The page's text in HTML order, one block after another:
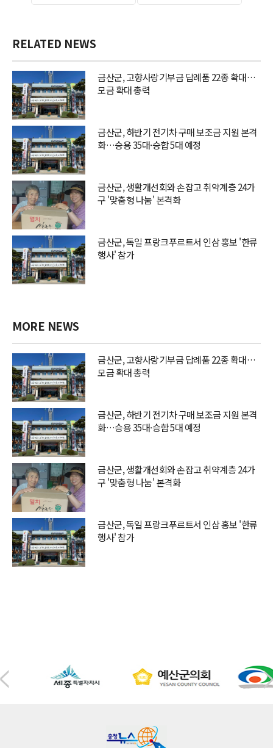
RELATED NEWS
금산군, 고향사랑기부금 답례품 22종 확대…
모금 확대 총력
금산군, 하반기 전기차 구매 보조금 지원 본격
화…승용 35대·승합 5대 예정
금산군, 생활개선회와 손잡고 취약계층 24가
구 '맞춤형 나눔' 본격화
금산군, 독일 프랑크푸르트서 인삼 홍보 '한류
행사' 참가
MORE NEWS
금산군, 고향사랑기부금 답례품 22종 확대…
모금 확대 총력
금산군, 하반기 전기차 구매 보조금 지원 본격
화…승용 35대·승합 5대 예정
금산군, 생활개선회와 손잡고 취약계층 24가
구 '맞춤형 나눔' 본격화
금산군, 독일 프랑크푸르트서 인삼 홍보 '한류
행사' 참가